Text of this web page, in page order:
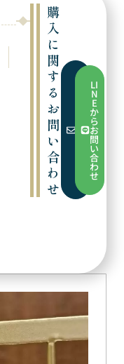
K18ダイヤ/ルビーリング
PTダイヤピアス
購
入
に
関
す
る
お
問
い
合
わ
せ
フ
ら
お
せ
LI
N
E
か
ら
お
問
い
合
わ
せ